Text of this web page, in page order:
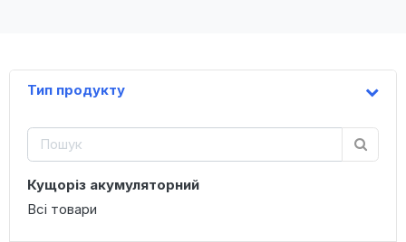
Тип продукту
Кущоріз акумуляторний
Всі товари